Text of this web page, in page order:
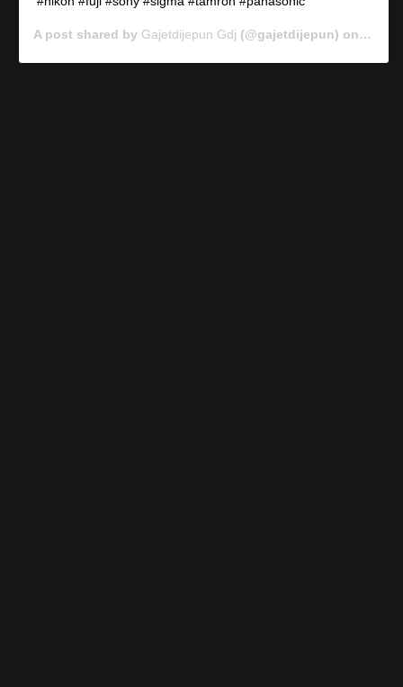
A post shared by Gajetdijepun Gdj (@gajetdijepun) on Jan 7,